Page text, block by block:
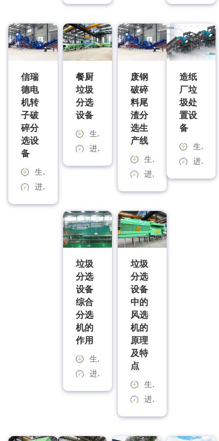
信瑞
德电
机转
子破
碎分
选设
备
生产能力：
进料规格：
餐厨
垃圾
分选
设备
生产能力：
进料规格：
废钢
破碎
料尾
渣分
选生
产线
生产能力：
进料规格：
造纸
厂垃
圾处
置设
备
生产能力：
进料规格：
垃圾
分选
设备
综合
分选
机的
作用
生产能力：
进料规格：
垃圾
分选
设备
中的
风选
机的
原理
及特
点
生产能力：
进料规格：